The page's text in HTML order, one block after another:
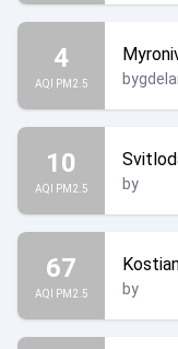
4
AQI PM2.5
10
AQI PM2.5 by
67
AQI PM2.5 by